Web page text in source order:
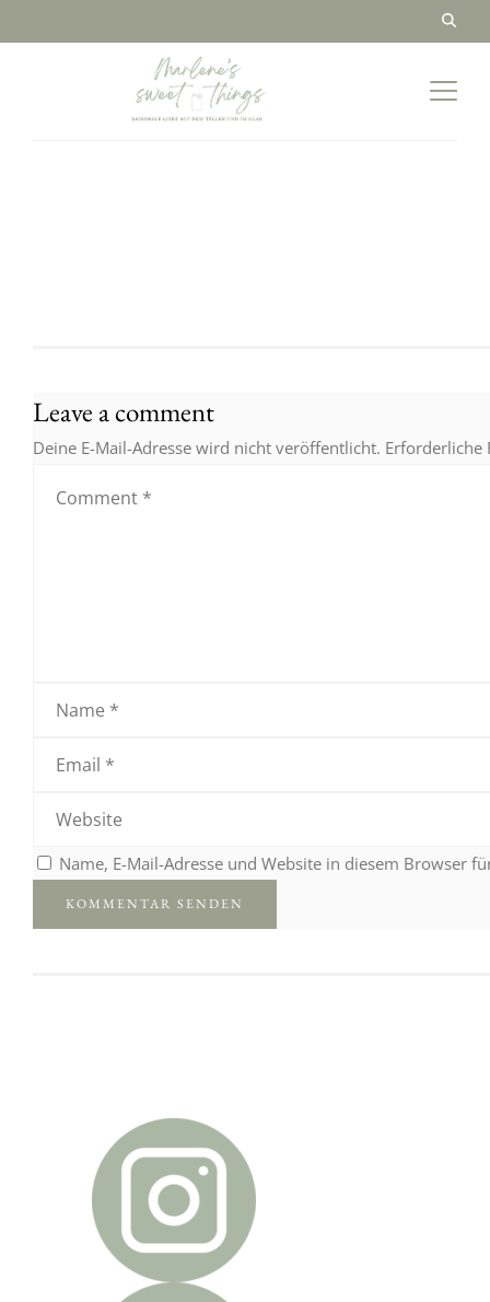
Leave a comment
Deine E-Mail-Adresse wird nicht veröffentlicht.
Name, E-Mail-Adresse und Website in diesem Browser